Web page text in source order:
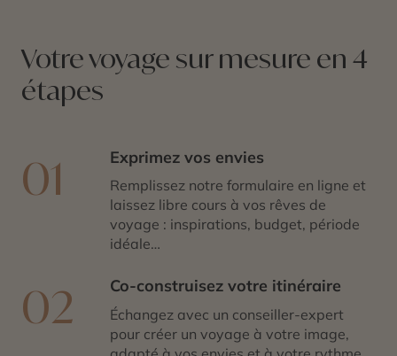
Votre voyage sur mesure en 4
étapes
01 Exprimez vos envies
Remplissez notre formulaire en ligne et
laissez libre cours à vos rêves de
voyage : inspirations, budget, période
idéale…
02 Co-construisez votre itinéraire
Échangez avec un conseiller-expert
pour créer un voyage à votre image,